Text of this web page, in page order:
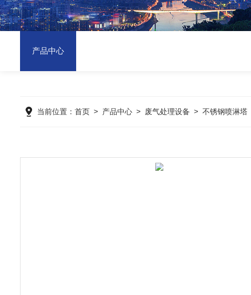
产品中心
当前位置：首页 > 产品中心 > 废气处理设备 >不锈钢喷淋塔